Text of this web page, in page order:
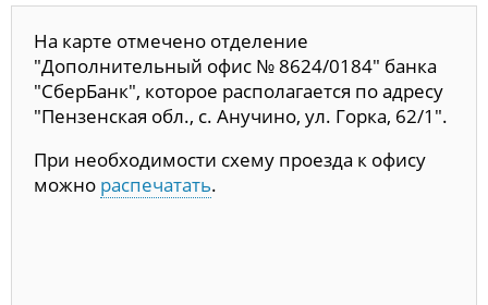
На карте отмечено отделение
"Дополнительный офис № 8624/0184" банка
"СберБанк", которое располагается по адресу
"Пензенская обл., с. Анучино, ул. Горка, 62/1".
При необходимости схему проезда к офису
можно распечатать.